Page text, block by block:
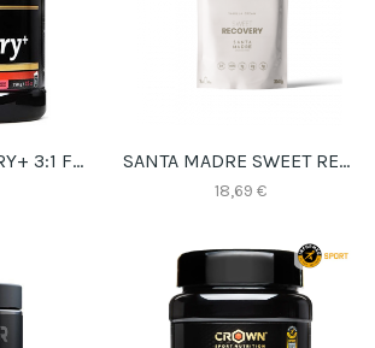
CROWN RECOVERY+ 3:1 FRUTOS ROJOS SANTA MADRE SWEET RECOVERY VAINILLA 350GR
18,69 €